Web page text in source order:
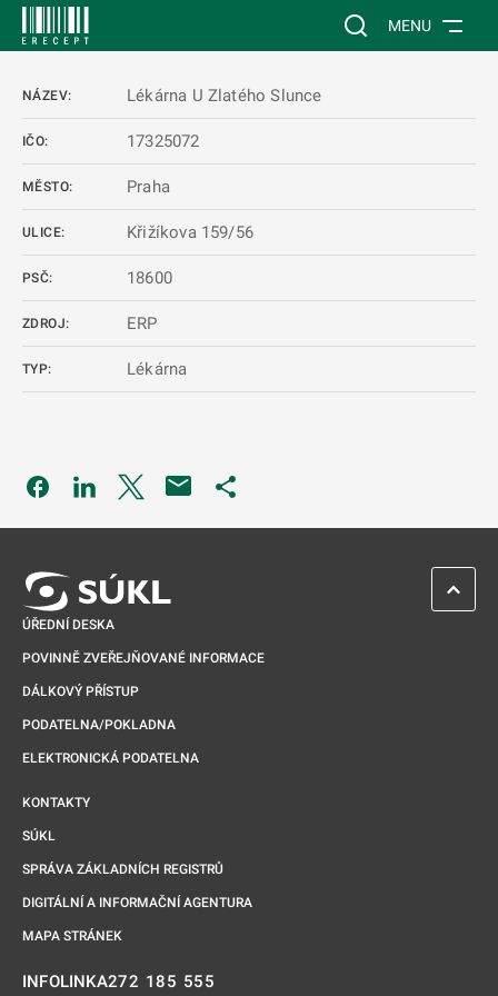
Vyhledávání na
MENU
NÁZEV: Lékárna U Zlatého Slunce
IČO: 17325072
MĚSTO: Praha
ULICE: Křižíkova 159/56
PSČ: 18600
ZDROJ: ERP
TYP: Lékárna
Odkaz se otevře na nové kartě
Odkaz se otevře na nové kartě
Odkaz se otevře na nové kartě
ÚŘEDNÍ DESKA
POVINNĚ ZVEŘEJŇOVANÉ INFORMACE
DÁLKOVÝ PŘÍSTUP
PODATELNA/POKLADNA
ELEKTRONICKÁ PODATELNA
KONTAKTY
SÚKL
SPRÁVA ZÁKLADNÍCH REGISTRŮ
DIGITÁLNÍ A INFORMAČNÍ AGENTURA
MAPA STRÁNEK
INFOLINKA272 185 555
ZPĚT